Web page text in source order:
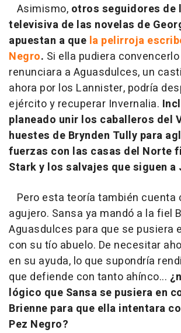
Asimismo, otros seguidores de
televisiva de las novelas de
apuestan a que la pelirroja
Negro. Si ella pudiera
renunciara a Aguasdulces, un
ahora por los Lannister, podría
ejército y recuperar Invernalia.
planeado unir los caballeros del
huestes de Brynden Tully para
fuerzas con las casas del Norte
Stark y los salvajes que siguen a
Pero esta teoría también cuenta
agujero. Sansa ya mandó a la fiel
Aguasdulces para que se pusiera
con su tío abuelo. De necesitar
en su ayuda, lo que supondría
que defiende con tanto ahínco...
lógico que Sansa se pusiera en
Brienne para que ella intentara
Pez Negro?